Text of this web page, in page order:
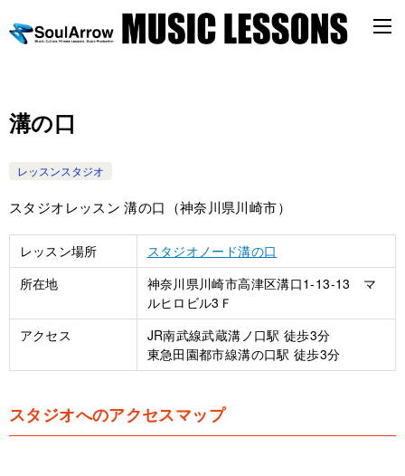
溝の口
レッスンスタジオ
スタジオレッスン 溝の口（神奈川県川崎市）
レッスン場所
スタジオノード溝の口
所在地
神奈川県川崎市高津区溝口1-13-13 マ
ルヒロビル3Ｆ
アクセス
JR南武線武蔵溝ノ口駅 徒歩3分
東急田園都市線溝の口駅 徒歩3分
スタジオへのアクセスマップ